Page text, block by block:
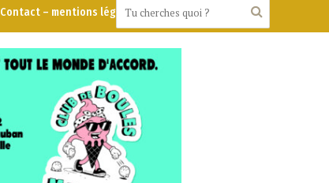
Contact – mentions légales